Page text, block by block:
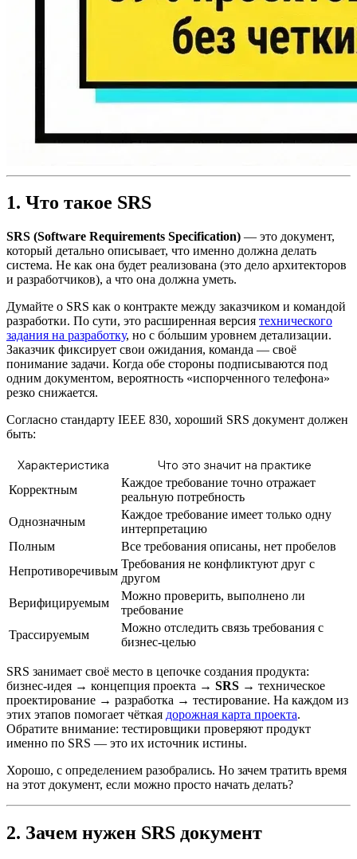
1. Что такое SRS
SRS (Software Requirements Specification) — это документ,
который детально описывает, что именно должна делать
система. Не как она будет реализована (это дело архитекторов
и разработчиков), а что она должна уметь.
Думайте о SRS как о контракте между заказчиком и командой
разработки. По сути, это расширенная версия технического
задания на разработку, но с бо́льшим уровнем детализации.
Заказчик фиксирует свои ожидания, команда — своё
понимание задачи. Когда обе стороны подписываются под
одним документом, вероятность «испорченного телефона»
резко снижается.
Согласно стандарту IEEE 830, хороший SRS документ должен
быть:
Характеристика Что это значит на практике
Корректным
Каждое требование точно отражает
реальную потребность
Однозначным
Каждое требование имеет только одну
интерпретацию
Полным
Все требования описаны, нет пробелов
Непротиворечивым
Требования не конфликтуют друг с
другом
Верифицируемым
Можно проверить, выполнено ли
требование
Трассируемым
Можно отследить связь требования с
бизнес-целью
SRS занимает своё место в цепочке создания продукта:
бизнес-идея → концепция проекта → SRS → техническое
проектирование → разработка → тестирование. На каждом из
этих этапов помогает чёткая дорожная карта проекта.
Обратите внимание: тестировщики проверяют продукт
именно по SRS — это их источник истины.
Хорошо, с определением разобрались. Но зачем тратить время
на этот документ, если можно просто начать делать?
2. Зачем нужен SRS документ